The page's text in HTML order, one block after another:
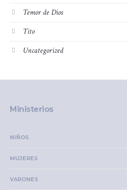
Temor de Dios
Tito
Uncategorized
Ministerios
NIÑOS
MUJERES
VARONES